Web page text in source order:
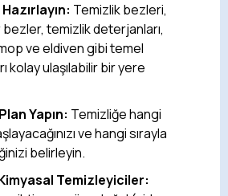
Temizlik bezleri,
temizlik deterjanları,
ve eldiven gibi temel
kolay ulaşılabilir bir yere
Yapın: Temizliğe hangi
ve hangi sırayla
belirleyin.
Temizleyiciler: